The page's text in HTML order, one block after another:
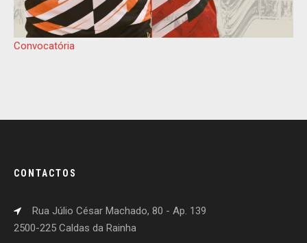
Convocatória
CONTACTOS
Rua Júlio César Machado, 80 - Ap. 139
2500-225 Caldas da Rainha